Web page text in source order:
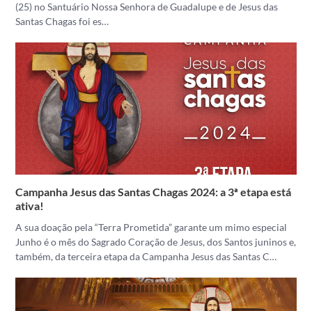
(25) no Santuário Nossa Senhora de Guadalupe e de Jesus das
Santas Chagas foi es…
Campanha Jesus das Santas Chagas 2024: a 3ª etapa está
ativa!
A sua doação pela “Terra Prometida” garante um mimo especial
Junho é o mês do Sagrado Coração de Jesus, dos Santos juninos e,
também, da terceira etapa da Campanha Jesus das Santas C…